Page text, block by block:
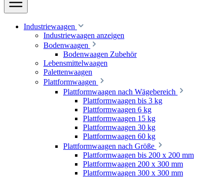
Industriewaagen
Industriewaagen anzeigen
Bodenwaagen
Bodenwaagen Zubehör
Lebensmittelwaagen
Palettenwaagen
Plattformwaagen
Plattformwaagen nach Wägebereich
Plattformwaagen bis 3 kg
Plattformwaagen 6 kg
Plattformwaagen 15 kg
Plattformwaagen 30 kg
Plattformwaagen 60 kg
Plattformwaagen nach Größe
Plattformwaagen bis 200 x 200 mm
Plattformwaagen 200 x 300 mm
Plattformwaagen 300 x 300 mm